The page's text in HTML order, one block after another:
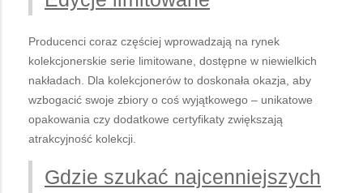
Producenci coraz częściej wprowadzają na rynek
kolekcjonerskie serie limitowane, dostępne w niewielkich
nakładach. Dla kolekcjonerów to doskonała okazja, aby
wzbogacić swoje zbiory o coś wyjątkowego – unikatowe
opakowania czy dodatkowe certyfikaty zwiększają
atrakcyjność kolekcji.
Gdzie szukać najcenniejszych